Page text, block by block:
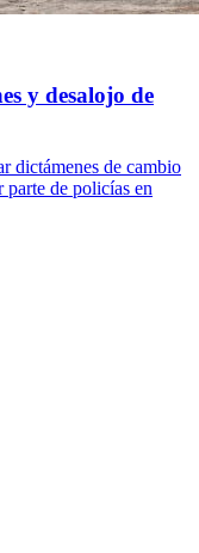
y desalojo de
dictámenes de cambio
parte de policías en